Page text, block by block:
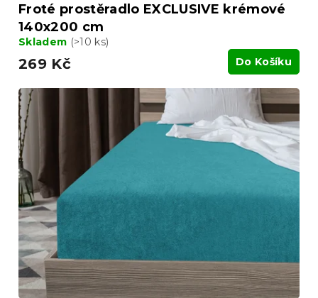
Froté prostěradlo EXCLUSIVE krémové
140x200 cm
Skladem (>10 ks)
269 Kč Do Košíku